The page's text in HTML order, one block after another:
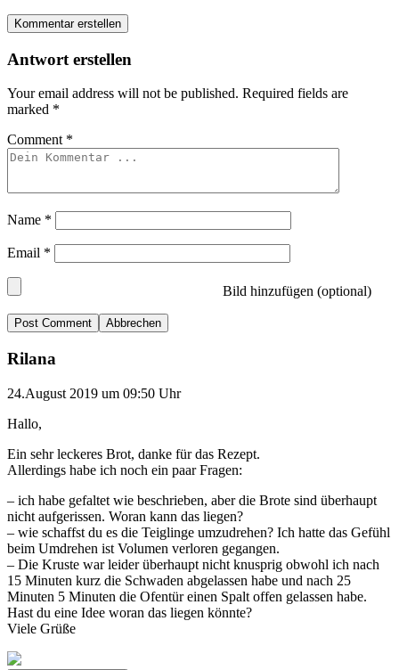
Kommentar erstellen
Antwort erstellen
Your email address will not be published. Required fields are
marked *
Comment *
Name *
Email *
Bild hinzufügen (optional)
Abbrechen
Rilana
24.August 2019 um 09:50 Uhr
Hallo,
Ein sehr leckeres Brot, danke für das Rezept.
Allerdings habe ich noch ein paar Fragen:
– ich habe gefaltet wie beschrieben, aber die Brote sind überhaupt
nicht aufgerissen. Woran kann das liegen?
– wie schaffst du es die Teiglinge umzudrehen? Ich hatte das Gefühl
beim Umdrehen ist Volumen verloren gegangen.
– Die Kruste war leider überhaupt nicht knusprig obwohl ich nach
15 Minuten kurz die Schwaden abgelassen habe und nach 25
Minuten 5 Minuten die Ofentür einen Spalt offen gelassen habe.
Hast du eine Idee woran das liegen könnte?
Viele Grüße